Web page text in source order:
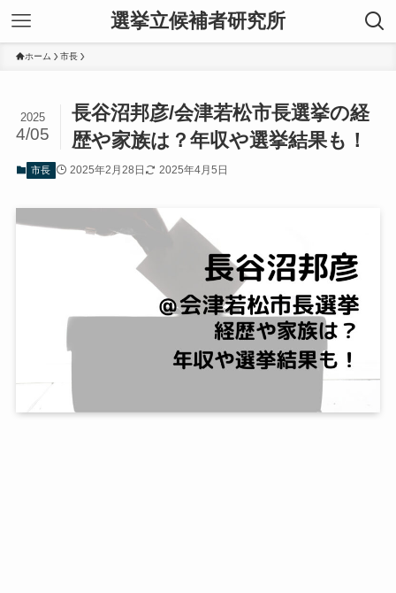
選挙立候補者研究所
ホーム 市長
長谷沼邦彦/会津若松市長選挙の経
歴や家族は？年収や選挙結果も！
2025
4/05
市長 2025年2月28日 2025年4月5日